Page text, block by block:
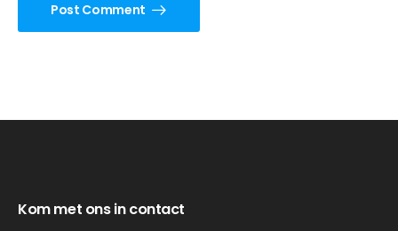
Post Comment
Kom met ons in contact